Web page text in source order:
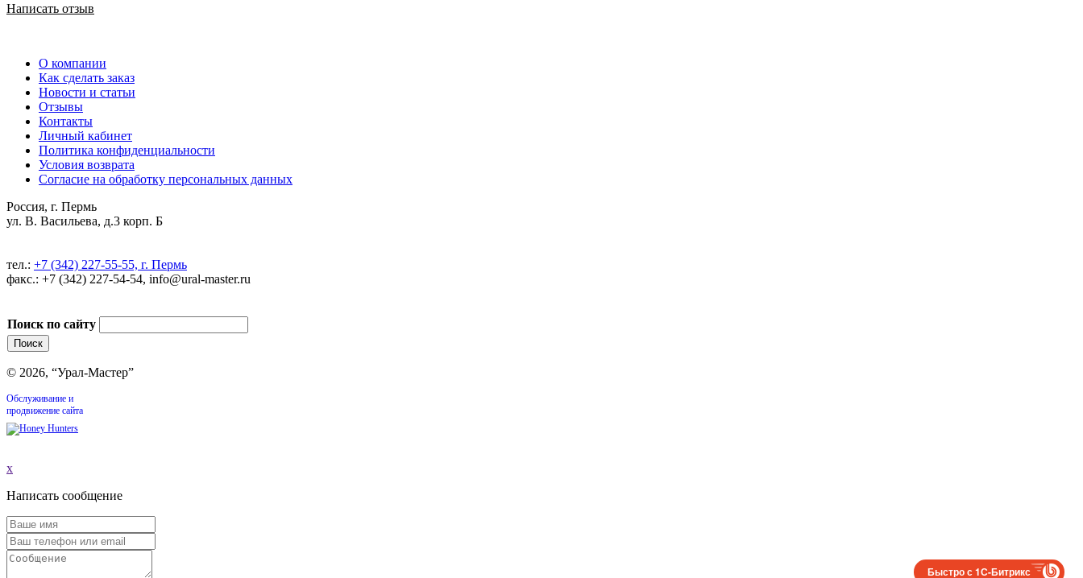
Написать отзыв
О компании
Как сделать заказ
Новости и статьи
Отзывы
Контакты
Личный кабинет
Политика конфиденциальности
Условия возврата
Согласие на обработку персональных данных
Россия, г. Пермь
ул. В. Васильева, д.3 корп. Б
тел.: +7 (342) 227-55-55, г. Пермь
факс.: +7 (342) 227-54-54, info@ural-master.ru
Поиск по сайту
© 2026, “Урал-Мастер”
Обслуживание и
продвижение сайта
x
Написать сообщение
Быстро с 1С-Битрикс